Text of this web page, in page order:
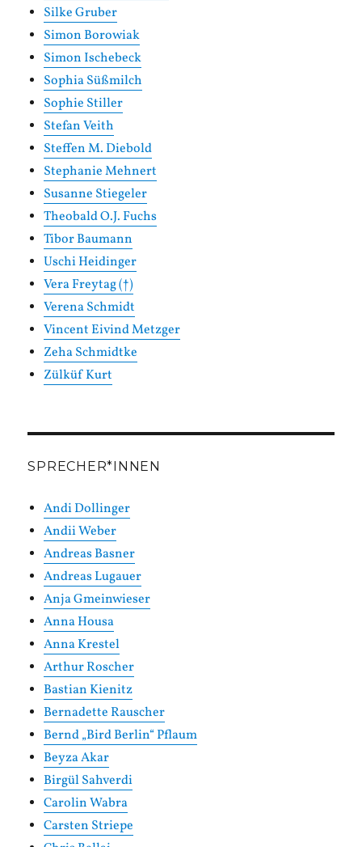
Silke Gruber
Simon Borowiak
Simon Ischebeck
Sophia Süßmilch
Sophie Stiller
Stefan Veith
Steffen M. Diebold
Stephanie Mehnert
Susanne Stiegeler
Theobald O.J. Fuchs
Tibor Baumann
Uschi Heidinger
Vera Freytag (†)
Verena Schmidt
Vincent Eivind Metzger
Zeha Schmidtke
Zülküf Kurt
SPRECHER*INNEN
Andi Dollinger
Andii Weber
Andreas Basner
Andreas Lugauer
Anja Gmeinwieser
Anna Housa
Anna Krestel
Arthur Roscher
Bastian Kienitz
Bernadette Rauscher
Bernd „Bird Berlin“ Pflaum
Beyza Akar
Birgül Sahverdi
Carolin Wabra
Carsten Striepe